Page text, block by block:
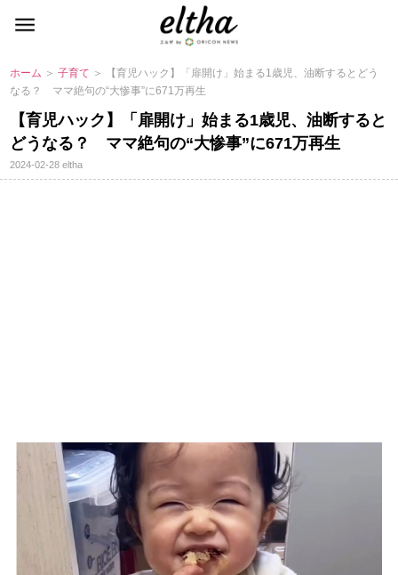
ホーム ＞子育て ＞ 【育児ハック】「扉開け」始まる1歳児、油断するとどう
なる？ ママ絶句の“大惨事”に671万再生
【育児ハック】「扉開け」始まる1歳児、油断すると
どうなる？ ママ絶句の“大惨事”に671万再生
2024-02-28eltha